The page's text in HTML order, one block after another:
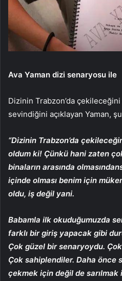
Ava Yaman dizi senaryosu ile
Dizinin Trabzon’da
sevindiğini açıklayan Yaman,
“Dizinin Trabzon’da
oldum ki! Çünkü hani zaten
binaların arasında
içinde olması benim için
oldu, iş değil yani.
Babamla ilk okuduğumuzda
farklı bir giriş yapacak gibi
Çok güzel bir senaryoydu.
Çok sahiplendiler. Daha önce
çekmek için değil de